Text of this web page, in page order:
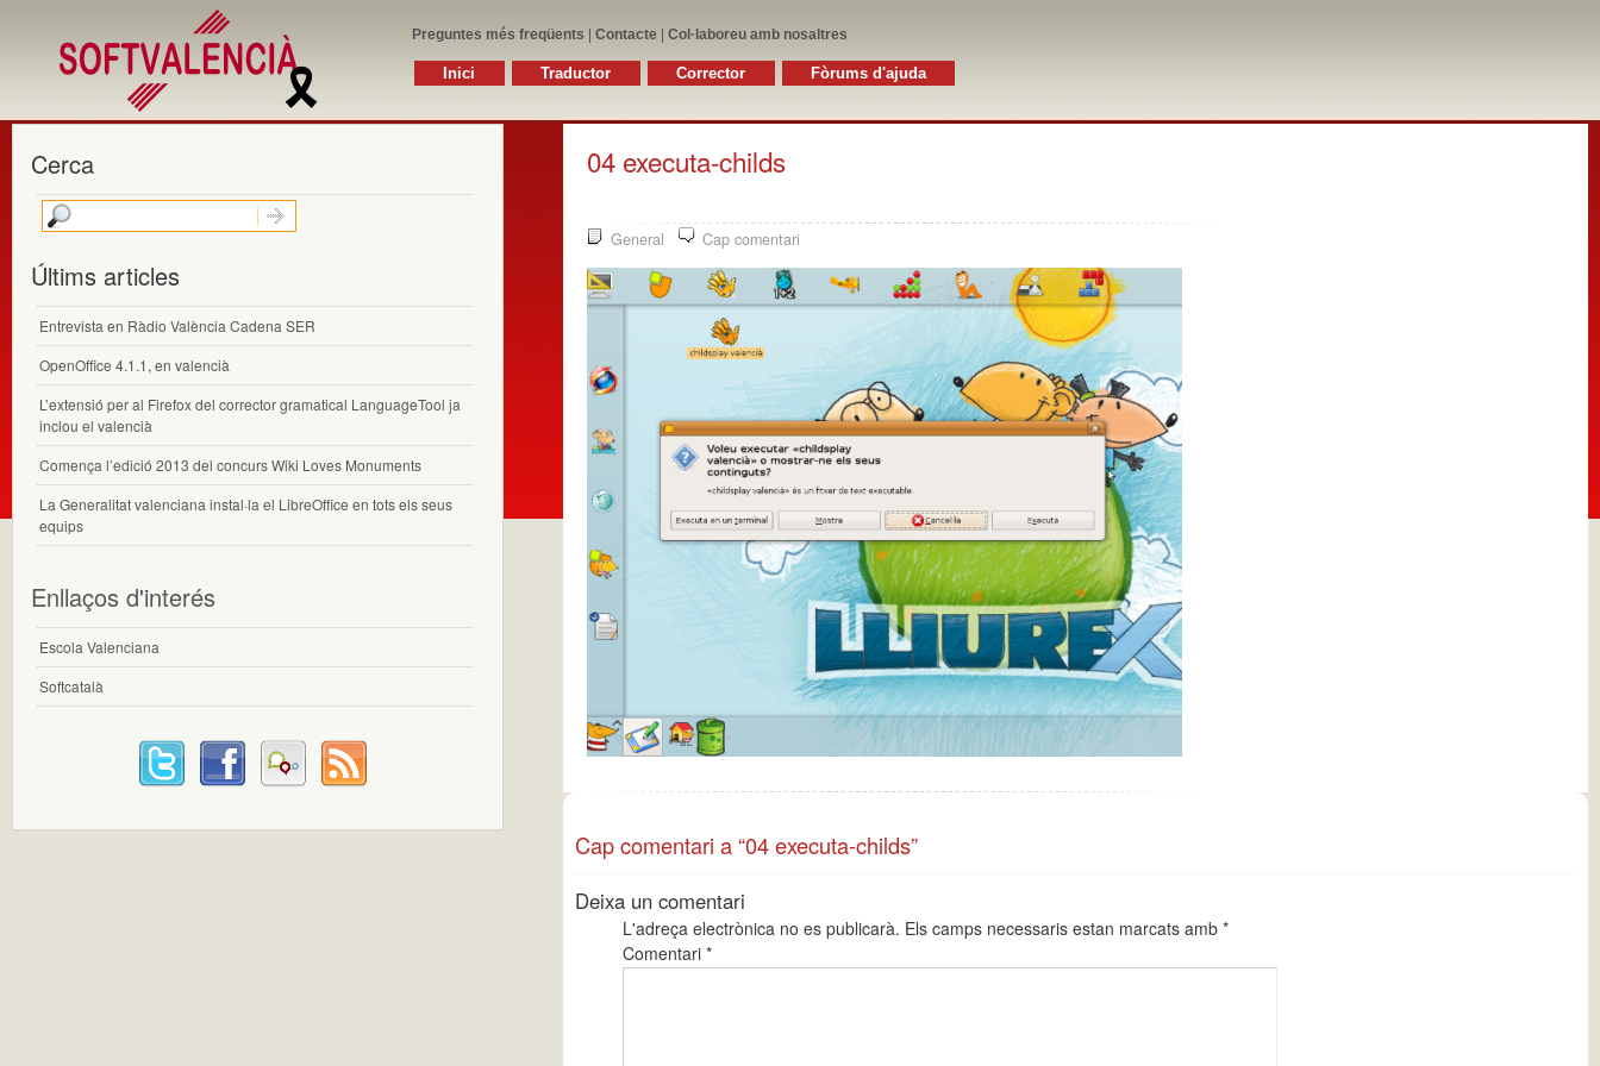
Preguntes més freqüents Contacte Col·laboreu amb nosaltres
Inici Traductor Corrector Fòrums d'ajuda
04 executa-childs
General Cap comentari
Cap comentari a “04 executa-childs”
Deixa un comentari
L'adreça electrònica no es publicarà. Els camps necessaris estan marcats amb*
Comentari*
Cerca
Últims articles
Entrevista en Ràdio València Cadena SER
OpenOffice 4.1.1, en valencià
L’extensió per al Firefox del corrector gramatical LanguageTool ja
inclou el valencià
Comença l’edició 2013 del concurs Wiki Loves Monuments
La Generalitat valenciana instal·la el LibreOffice en tots els seus
equips
Enllaços d'interés
Escola Valenciana
Softcatalà